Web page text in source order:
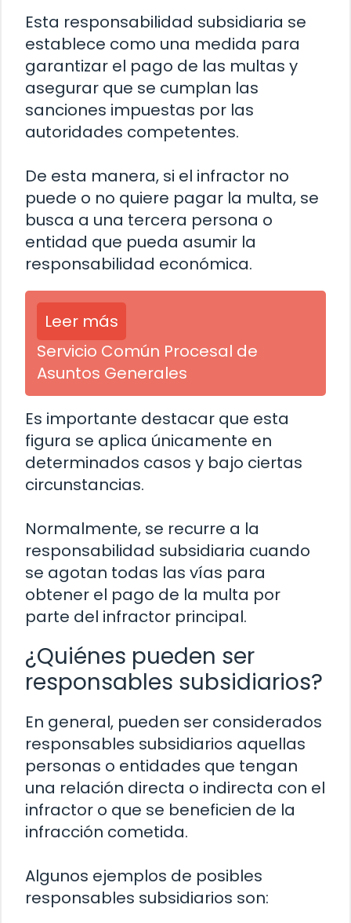
Esta responsabilidad subsidiaria se
establece como una medida para
garantizar el pago de las multas y
asegurar que se cumplan las
sanciones impuestas por las
autoridades competentes.
De esta manera, si el infractor no
puede o no quiere pagar la multa, se
busca a una tercera persona o
entidad que pueda asumir la
responsabilidad económica.
Leer más
Servicio Común Procesal de
Asuntos Generales
Es importante destacar que esta
figura se aplica únicamente en
determinados casos y bajo ciertas
circunstancias.
Normalmente, se recurre a la
responsabilidad subsidiaria cuando
se agotan todas las vías para
obtener el pago de la multa por
parte del infractor principal.
¿Quiénes pueden ser
responsables subsidiarios?
En general, pueden ser considerados
responsables subsidiarios aquellas
personas o entidades que tengan
una relación directa o indirecta con el
infractor o que se beneficien de la
infracción cometida.
Algunos ejemplos de posibles
responsables subsidiarios son: